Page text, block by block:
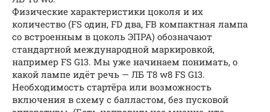
Физические характеристики цоколя и их
количество (FS один, FD два, FB компактная лампа
со встроенным в цоколь ЭПРА) обозначают
стандартной международной маркировкой,
например FS G13. Мы уже начинаем понимать, о
какой лампе идёт речь — ЛБ Т8 w8 FS G13.
Необходимость стартёра или возможность
включения в схему с балластом, без пусковой